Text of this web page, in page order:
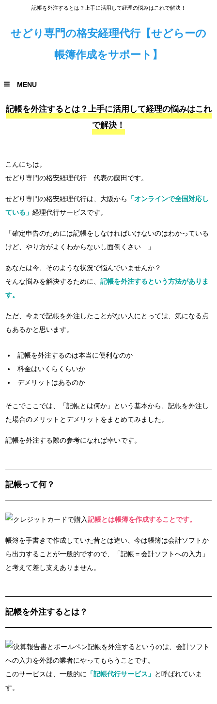
記帳を外注するとは？上手に活用して経理の悩みはこれで解決！
せどり専門の格安経理代行【せどらーの
帳簿作成をサポート】
MENU
記帳を外注するとは？上手に活用して経理の悩みはこれ
で解決！
こんにちは。
せどり専門の格安経理代行 代表の藤田です。
せどり専門の格安経理代行は、大阪から
「オンラインで全国対応し
ている」経理代行サービスです。
「確定申告のためには記帳をしなければいけないのはわかっている
けど、やり方がよくわからないし面倒くさい…」
あなたは今、そのような状況で悩んでいませんか？
そんな悩みを解決するために、記帳を外注するという方法がありま
す。
ただ、今まで記帳を外注したことがない人にとっては、気になる点
もあるかと思います。
記帳を外注するのは本当に便利なのか
料金はいくらくらいか
デメリットはあるのか
そこでここでは、「記帳とは何か」という基本から、記帳を外注し
た場合のメリットとデメリットをまとめてみました。
記帳を外注する際の参考になれば幸いです。
記帳って何？
記帳とは帳簿を作成することです。
帳簿を手書きで作成していた昔とは違い、今は帳簿は会計ソフトか
ら出力することが一般的ですので、「記帳＝会計ソフトへの入力」
と考えて差し支えありません。
記帳を外注するとは？
記帳を外注するというのは、会計ソフト
への入力を外部の業者にやってもらうことです。
このサービスは、一般的に
「記帳代行サービス」 と呼ばれていま
す。